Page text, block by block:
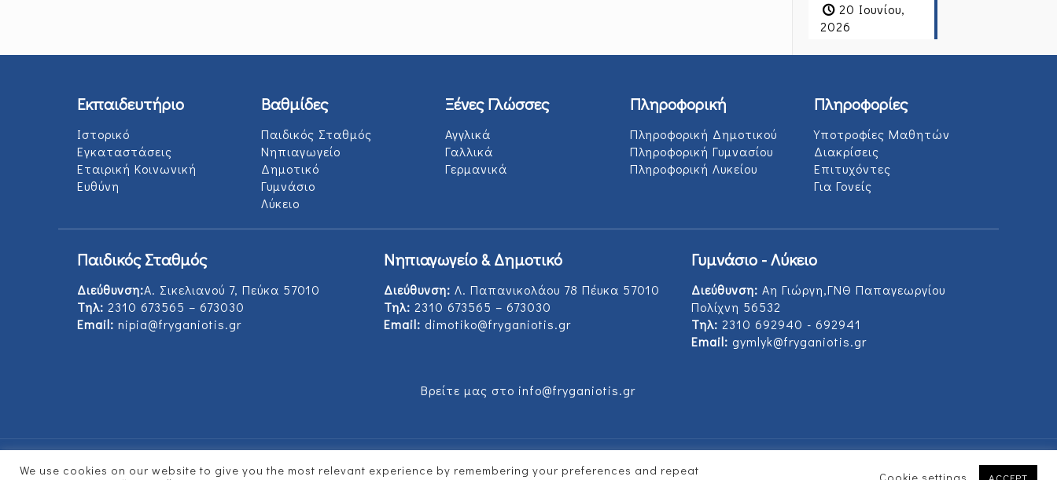
20 Ιουνίου,
2026
Εκπαιδευτήριο
Ιστορικό
Εγκαταστάσεις
Εταιρική Κοινωνική
Ευθύνη
Βαθμίδες
Παιδικός Σταθμός
Νηπιαγωγείο
Δημοτικό
Γυμνάσιο
Λύκειο
Ξένες Γλώσσες
Αγγλικά
Γαλλικά
Γερμανικά
Πληροφορική
Πληροφορική Δημοτικού
Πληροφορική Γυμνασίου
Πληροφορική Λυκείου
Πληροφορίες
Υποτροφίες Μαθητών
Διακρίσεις
Επιτυχόντες
Για Γονείς
Παιδικός Σταθμός
Διεύθυνση:Α. Σικελιανού 7, Πεύκα 57010
Τηλ: 2310 673565 – 673030
Email: nipia@fryganiotis.gr
Νηπιαγωγείο & Δημοτικό
Διεύθυνση: Λ. Παπανικολάου 78 Πέυκα 57010
Τηλ: 2310 673565 – 673030
Email: dimotiko@fryganiotis.gr
Γυμνάσιο - Λύκειο
Διεύθυνση: Αη Γιώργη,ΓΝΘ Παπαγεωργίου
Πολίχνη 56532
Τηλ: 2310 692940 - 692941
Email: gymlyk@fryganiotis.gr
Βρείτε μας στο info@fryganiotis.gr
© 2017 Εκπαιδευτήρια Φρυγανιώτη - Developed byVertitech
We use cookies on our website to give you the most relevant experience by remembering your preferences and repeat
Cookie settings ACCEPT